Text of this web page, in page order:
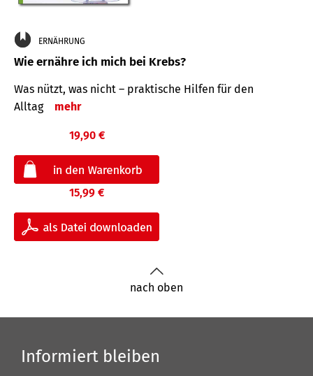
ERNÄHRUNG
Wie ernähre ich mich bei Krebs?
Was nützt, was nicht – praktische Hilfen für den
Alltag
mehr
19,90 €
15,99 €
nach oben
Informiert bleiben